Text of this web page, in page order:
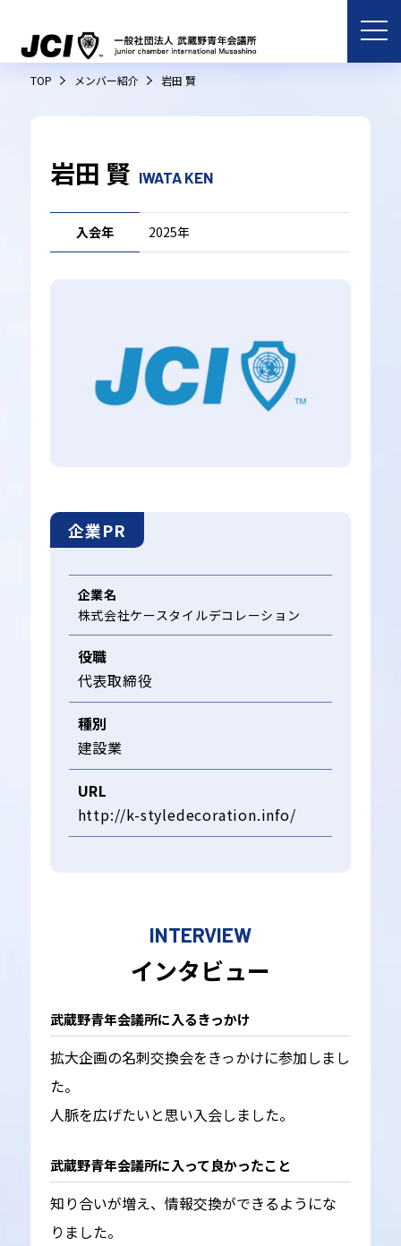
TOP メンバー紹介 岩田 賢
岩田 賢 IWATA KEN
入会年 2025年
企業PR
企業名
株式会社ケースタイルデコレーション
役職
代表取締役
種別
建設業
URL
http://k-styledecoration.info/
INTERVIEW
インタビュー
武蔵野青年会議所に入るきっかけ
拡大企画の名刺交換会をきっかけに参加しまし
た。
人脈を広げたいと思い入会しました。
武蔵野青年会議所に入って良かったこと
知り合いが増え、情報交換ができるようにな
りました。